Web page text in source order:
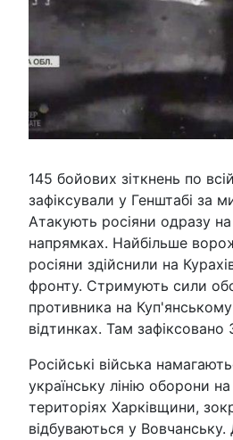
145 бойових зіткнень по
зафіксували у Генштабі за
Атакують росіяни одразу на
напрямках. Найбільше
росіяни здійснили на
фронту. Стримують сили
противника на
відтинках. Там
Російські війська
українську лінію оборони
територіях Харківщини,
відбуваються у